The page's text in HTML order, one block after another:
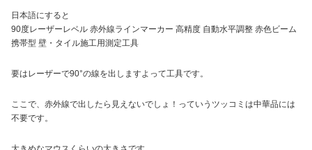
日本語にすると
90度レーザーレベル 赤外線ラインマーカー 高精度 自動水平調整 赤色ビーム
携帯型 壁・タイル施工用測定工具
要はレーザーで90°の線を出しますよって工具です。
ここで、赤外線で出したら見えないでしょ！っていうツッコミは中華品には
不要です。